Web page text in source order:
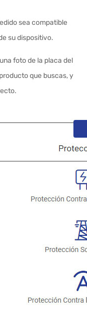
sea compatible
su dispositivo.
foto de la placa del
que buscas, y